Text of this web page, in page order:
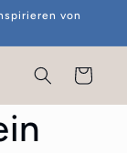
von
Warenkorb